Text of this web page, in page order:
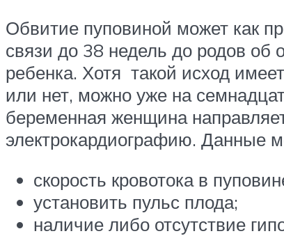
Обвитие пуповиной может как
связи до 38 недель до родов об
ребенка. Хотя такой исход
или нет, можно уже на
беременная женщина
электрокардиографию. Данные
скорость кровотока в
установить пульс плода;
наличие либо отсутствие